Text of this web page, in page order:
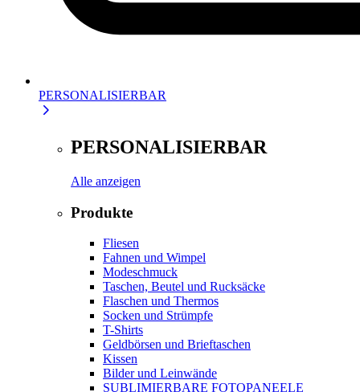
PERSONALISIERBAR
PERSONALISIERBAR
Alle anzeigen
Produkte
Fliesen
Fahnen und Wimpel
Modeschmuck
Taschen, Beutel und Rucksäcke
Flaschen und Thermos
Socken und Strümpfe
T-Shirts
Geldbörsen und Brieftaschen
Kissen
Bilder und Leinwände
SUBLIMIERBARE FOTOPANEELE